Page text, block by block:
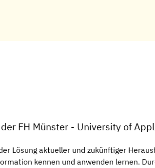
FH Münster - University of
Lösung aktueller und zukünftiger
kennen und anwenden lernen.